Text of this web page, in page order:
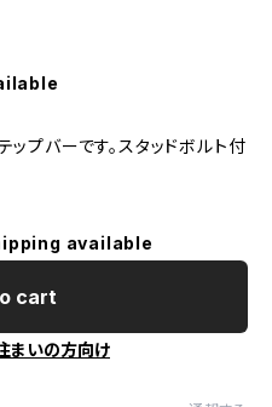
プバーです。スタッドボルト付
available
cart
まいの方向け